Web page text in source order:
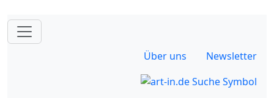
Über uns Newsletter